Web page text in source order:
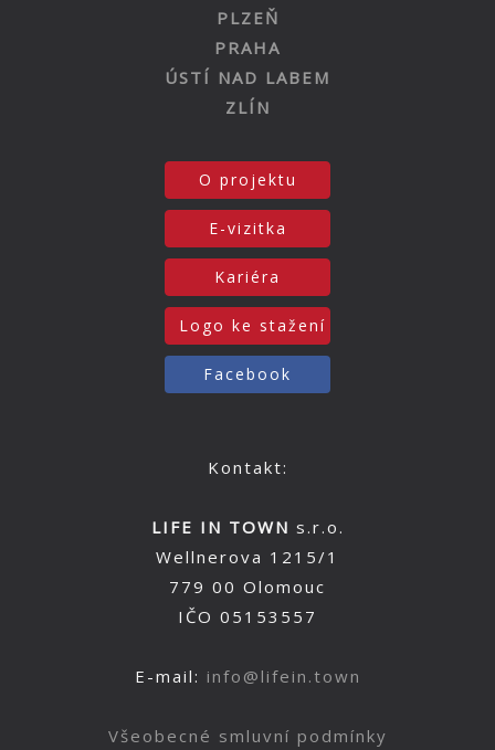
PLZEŇ
PRAHA
ÚSTÍ NAD LABEM
ZLÍN
O projektu
E-vizitka
Kariéra
Logo ke stažení
Facebook
Kontakt:
LIFE IN TOWN s.r.o.
Wellnerova 1215/1
779 00 Olomouc
IČO 05153557
E-mail: info@lifein.town
Všeobecné smluvní podmínky